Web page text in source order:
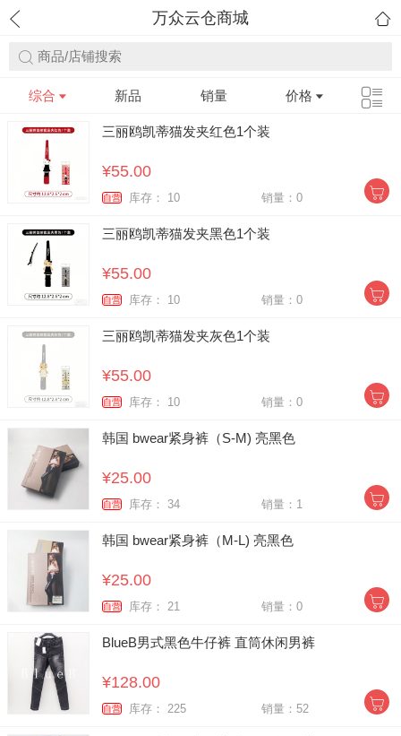
万众云仓商城
商品/店铺搜索
综合 新品 销量 价格
三丽鸥凯蒂猫发夹红色1个装
¥55.00
自营 库存： 10 销量：0
三丽鸥凯蒂猫发夹黑色1个装
¥55.00
自营 库存： 10 销量：0
三丽鸥凯蒂猫发夹灰色1个装
¥55.00
自营 库存： 10 销量：0
韩国 bwear紧身裤（S-M) 亮黑色
¥25.00
自营 库存： 34 销量：1
韩国 bwear紧身裤（M-L) 亮黑色
¥25.00
自营 库存： 21 销量：0
BlueB男式黑色牛仔裤 直筒休闲男裤
¥128.00
自营 库存： 225 销量：52